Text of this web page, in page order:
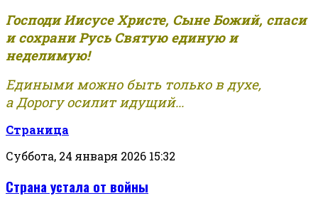
Господи Иисусе Христе, Сыне Божий, спаси
и сохрани Русь Святую единую и
неделимую!
Едиными можно быть только в духе,
а Дорогу осилит идущий...
Страница
Суббота, 24 января 2026 15:32
Страна устала от войны